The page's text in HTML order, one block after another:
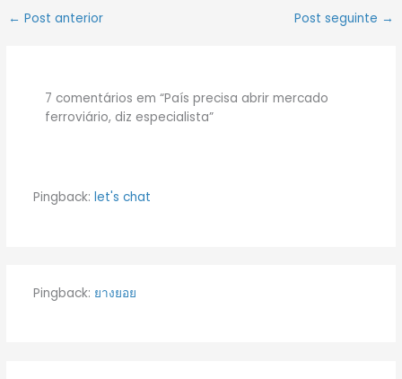
← Post anterior Post seguinte →
7 comentários em “País precisa abrir mercado
ferroviário, diz especialista”
Pingback: let's chat
Pingback: ยางยอย